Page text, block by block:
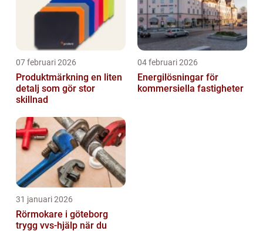
07 februari 2026
Produktmärkning en liten
detalj som gör stor
skillnad
04 februari 2026
Energilösningar för
kommersiella fastigheter
31 januari 2026
Rörmokare i göteborg
trygg vvs-hjälp när du